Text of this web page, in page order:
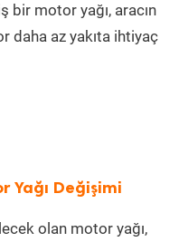
motor yağı, aracın
daha az yakıta ihtiyaç
Yağı Değişimi
olan motor yağı,